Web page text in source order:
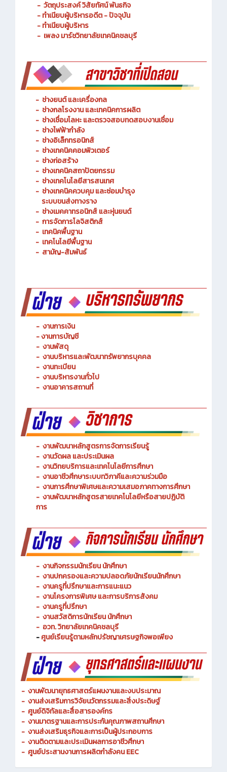
- ประวัติความเป็นมา
- วัตถุประสงค์ วิสัยทัศน์ พันธกิจ
- ทำเนียบผู้บริหารอดีต - ปัจจุบัน
- ทำเนียบผู้บริหาร
- ช่างยนต์ และเครื่องกล
- ช่างกลโรงงาน และเทคนิคการผลิต
- ช่างเชื่อมโลหะ และตรวจสอบทดสอบงานเชื่อม
- ช่างไฟฟ้ากำลัง
- ช่างอิเล็กทรอนิกส์
- ช่างเทคนิคคอมพิวเตอร์
- ช่างก่อสร้าง
- ช่างเทคนิคสถาปัตยกรรม
- ช่างเทคโนโลยีสารสนเทศ
ช่างเทคนิคควบคุม และซ่อมบำรุง
ระบบขนส่งทางราง
- ช่างเมคคาทรอนิกส์ และหุ่นยนต์
- การจัดการโลจิสติกส์
- เทคนิคพื้นฐาน
- เทคโนโลยีพื้นฐาน
-งานการเงิน
- งานการบัญชี
- งานพัสดุ
- งานบริหารและพัฒนาทรัพยากรบุคคล
- งานทะเบียน
- งานบริหารงานทั่วไป
- งานพัฒนาหลักสูตรการจัดการเรียนรู้
- งานวัดผล และประเมินผล
- งานวิทยบริการและเทคโนโลยีการศึกษา
- งานอาชีวศึกษาระบบทวิภาคีและความร่วมมือ
- งานการศึกษาพิเศษและความเสมอภาคทางการศึกษา
- งานพัฒนาหลักสูตรสายเทคโนโลยีหรือสายปฏิบัติ
- งานกิจกรรมนักเรียน นักศึกษา
- งานปกครองและความปลอดภัยนักเรียนนักศึกษา
- งานครูที่ปรึกษาและการแนะแนว
- งานโครงการพิเศษ และการบริการ
- งานครูที่ปรึกษา
- งานสวัสดิการนักเรียน นักศึกษา
-อวท. วิทยาลัยเทคนิคชลบุรี
-ศูนย์เรียนรู้ตามหลักปรัชญาเศรษฐกิจพอเพียง
- งานพัฒนายุทธศาสตร์แผนงานและงบประมาณ
- งานส่งเสริมการวิจัยนวัตกรรมและสิ่งประดิษฐ์
- ศูนย์ดิจิทัลและสื่อสารองค์กร
- งานมาตรฐานและการประกันคุณภาพสถานศึกษา
- งานส่งเสริมธุรกิจและการเป็นผู้ประกอบการ
- งานติดตามและประเมินผลการอาชีวศึกษา
-ศูนย์ประสานงานการผลิตกำลังคน EEC